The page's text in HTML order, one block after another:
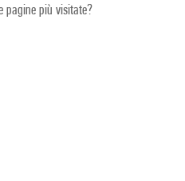
pagine più visitate?